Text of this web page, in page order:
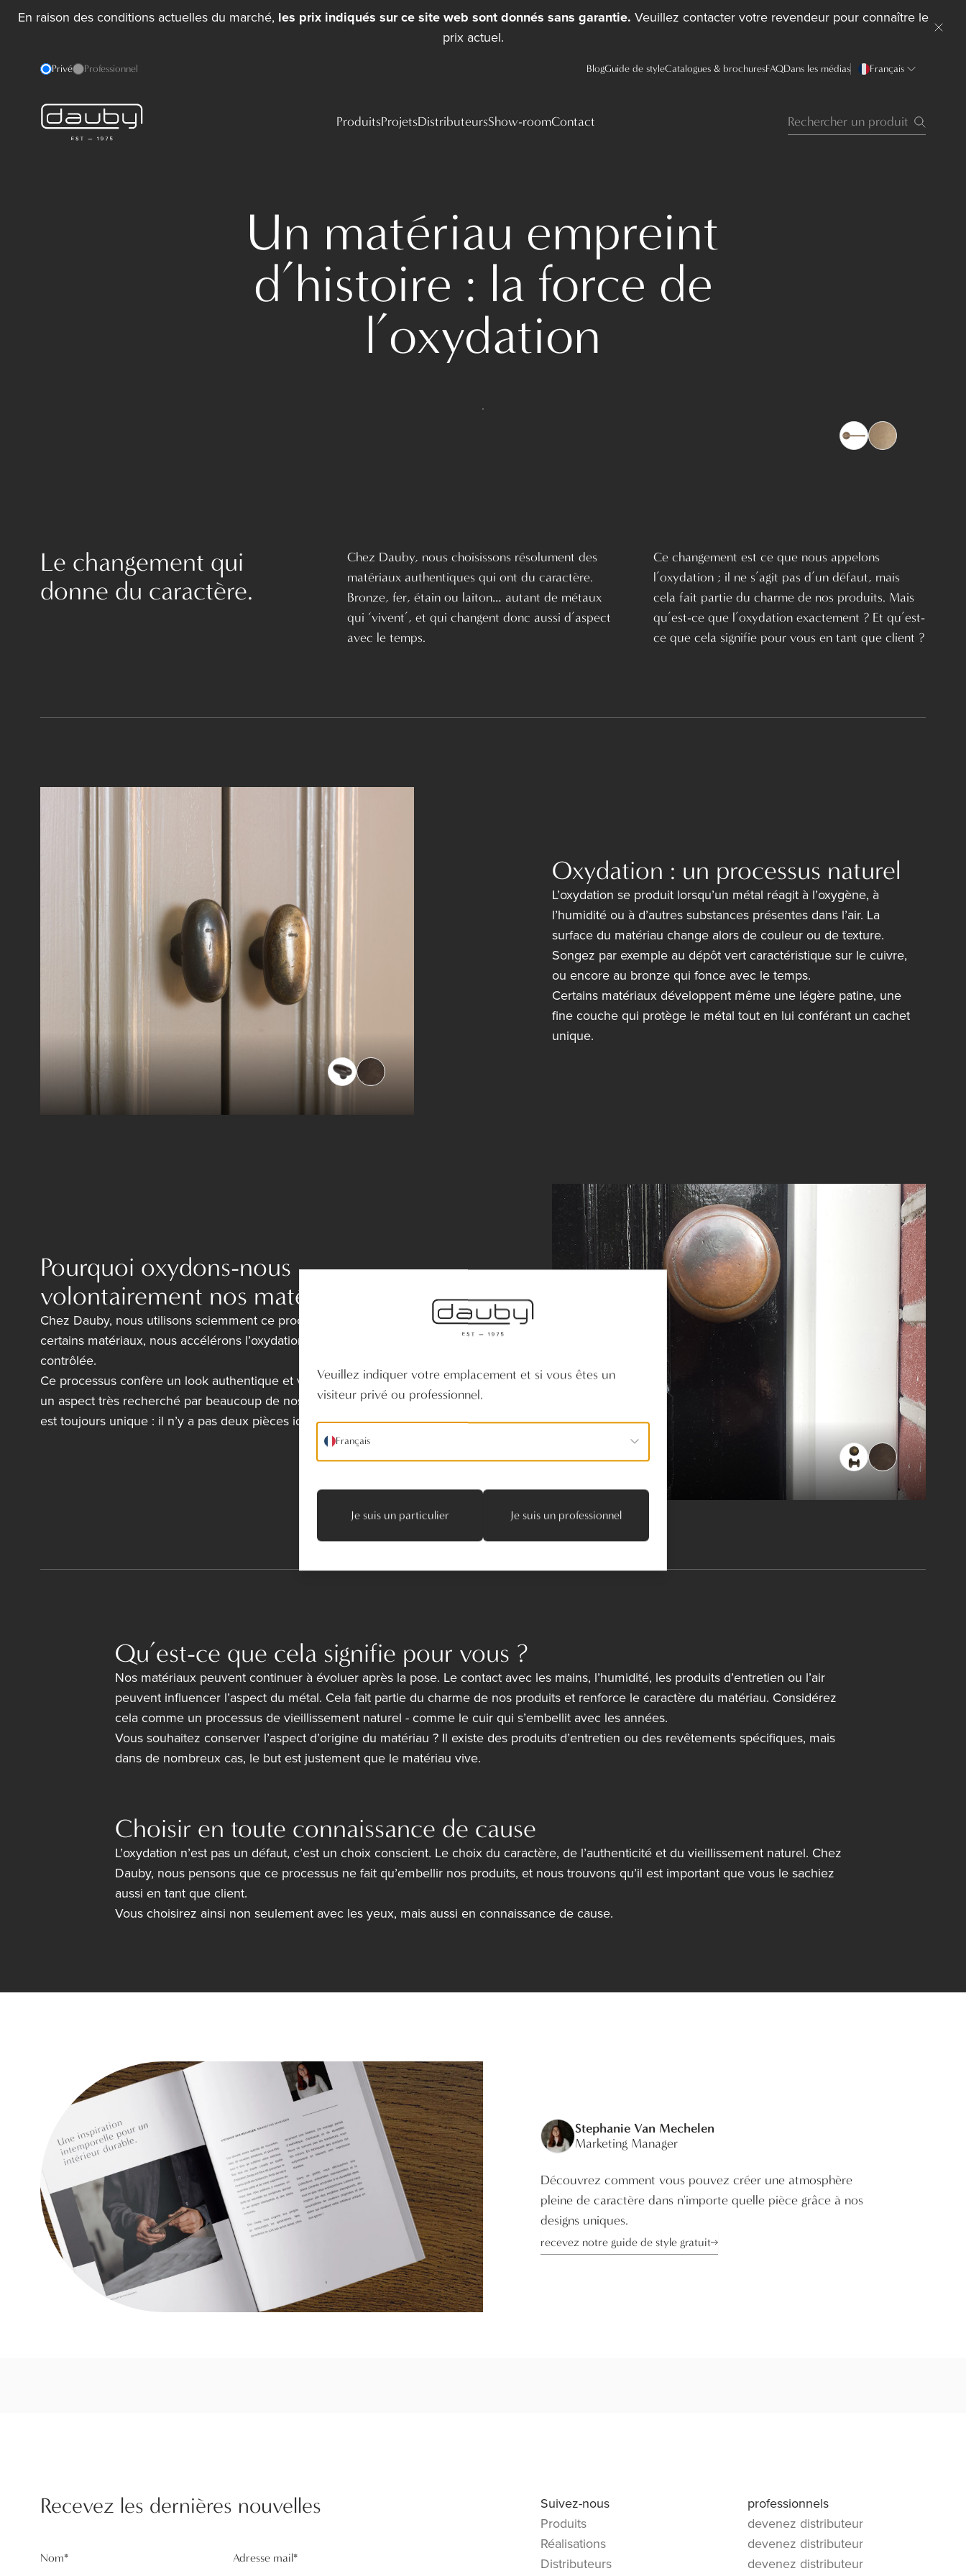
En raison des conditions actuelles du marché, les prix indiqués sur ce site web sont donnés sans garantie. Veuillez contacter votre revendeur pour connaître le
prix actuel.
Privé Professionnel BlogGuide de styleCatalogues & brochuresFAQDans les médias Français
ProduitsProjetsDistributeursShow-roomContact
Un matériau empreint
d’histoire : la force de
l’oxydation
Le changement qui
donne du caractère.
Chez Dauby, nous choisissons résolument des
matériaux authentiques qui ont du caractère.
Bronze, fer, étain ou laiton… autant de métaux
qui ‘vivent’, et qui changent donc aussi d’aspect
avec le temps.
Ce changement est ce que nous appelons
l’oxydation ; il ne s’agit pas d’un défaut, mais
cela fait partie du charme de nos produits. Mais
qu’est-ce que l’oxydation exactement ? Et qu’est-
ce que cela signifie pour vous en tant que client ?
Oxydation : un processus naturel
L’oxydation se produit lorsqu’un métal réagit à l’oxygène, à
l’humidité ou à d’autres substances présentes dans l’air. La
surface du matériau change alors de couleur ou de texture.
Songez par exemple au dépôt vert caractéristique sur le cuivre,
ou encore au bronze qui fonce avec le temps.
Certains matériaux développent même une légère patine, une
fine couche qui protège le métal tout en lui conférant un cachet
unique.
Pourquoi oxydons-nous
volontairement nos matériaux ?
Chez Dauby, nous utilisons sciemment ce processus. En traitant
certains matériaux, nous accélérons l’oxydation de manière
contrôlée.
Ce processus confère un look authentique et vivant à nos pièces,
un aspect très recherché par beaucoup de nos clients. Le résultat
est toujours unique : il n’y a pas deux pièces identiques.
Qu’est-ce que cela signifie pour vous ?
Nos matériaux peuvent continuer à évoluer après la pose. Le contact avec les mains, l’humidité, les produits d’entretien ou l’air
peuvent influencer l’aspect du métal. Cela fait partie du charme de nos produits et renforce le caractère du matériau. Considérez
cela comme un processus de vieillissement naturel - comme le cuir qui s’embellit avec les années.
Vous souhaitez conserver l’aspect d’origine du matériau ? Il existe des produits d’entretien ou des revêtements spécifiques, mais
dans de nombreux cas, le but est justement que le matériau vive.
Choisir en toute connaissance de cause
L’oxydation n’est pas un défaut, c’est un choix conscient. Le choix du caractère, de l’authenticité et du vieillissement naturel. Chez
Dauby, nous pensons que ce processus ne fait qu’embellir nos produits, et nous trouvons qu’il est important que vous le sachiez
aussi en tant que client.
Vous choisirez ainsi non seulement avec les yeux, mais aussi en connaissance de cause.
Stephanie Van Mechelen
Marketing Manager
Découvrez comment vous pouvez créer une atmosphère
pleine de caractère dans n'importe quelle pièce grâce à nos
designs uniques.
recevez notre guide de style gratuit
Recevez les dernières nouvelles
Nom* Adresse mail*
Suivez-nous
Produits
Réalisations
Distributeurs
professionnels
devenez distributeur
devenez distributeur
devenez distributeur
Veuillez indiquer votre emplacement et si vous êtes un
visiteur privé ou professionnel.
Français
Je suis un particulier Je suis un professionnel